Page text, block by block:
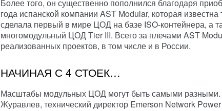
Более того, он существенно пополнился благодаря
года испанской компании AST Modular, которая известна
сделала первый в мире ЦОД на базе ISO-контейнера, а
многомодульный ЦОД Tier III. Всего за плечами AST
реализованных проектов, в том числе и в России.
НАЧИНАЯ С 4 СТОЕК…
Масштабы модульных ЦОД могут быть самыми
Журавлев, технический директор Emerson Network